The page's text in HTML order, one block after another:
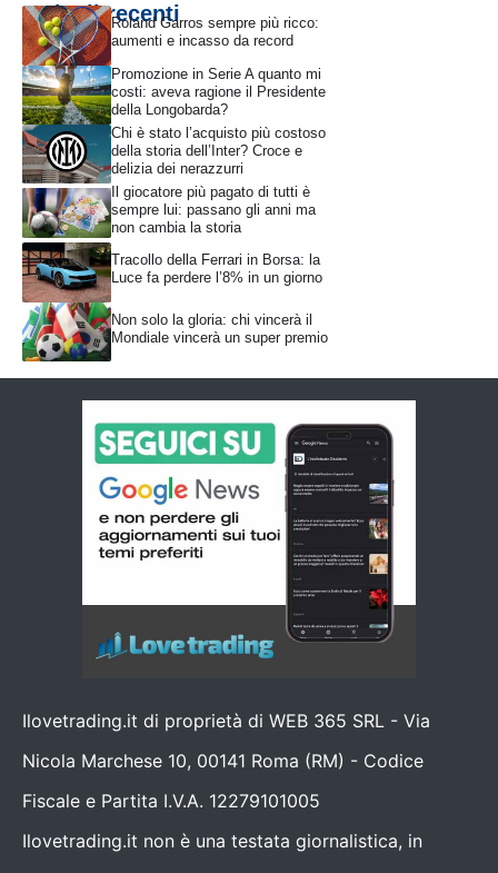
Articoli recentiRoland Garros sempre più ricco:
aumenti e incasso da record
Promozione in Serie A quanto mi
costi: aveva ragione il Presidente
della Longobarda?
Chi è stato l’acquisto più costoso
della storia dell’Inter? Croce e
delizia dei nerazzurri
Il giocatore più pagato di tutti è
sempre lui: passano gli anni ma
non cambia la storia
Tracollo della Ferrari in Borsa: la
Luce fa perdere l’8% in un giorno
Non solo la gloria: chi vincerà il
Mondiale vincerà un super premio
Ilovetrading.it di proprietà di WEB 365 SRL - Via
Nicola Marchese 10, 00141 Roma (RM) - Codice
Fiscale e Partita I.V.A. 12279101005
Ilovetrading.it non è una testata giornalistica, in